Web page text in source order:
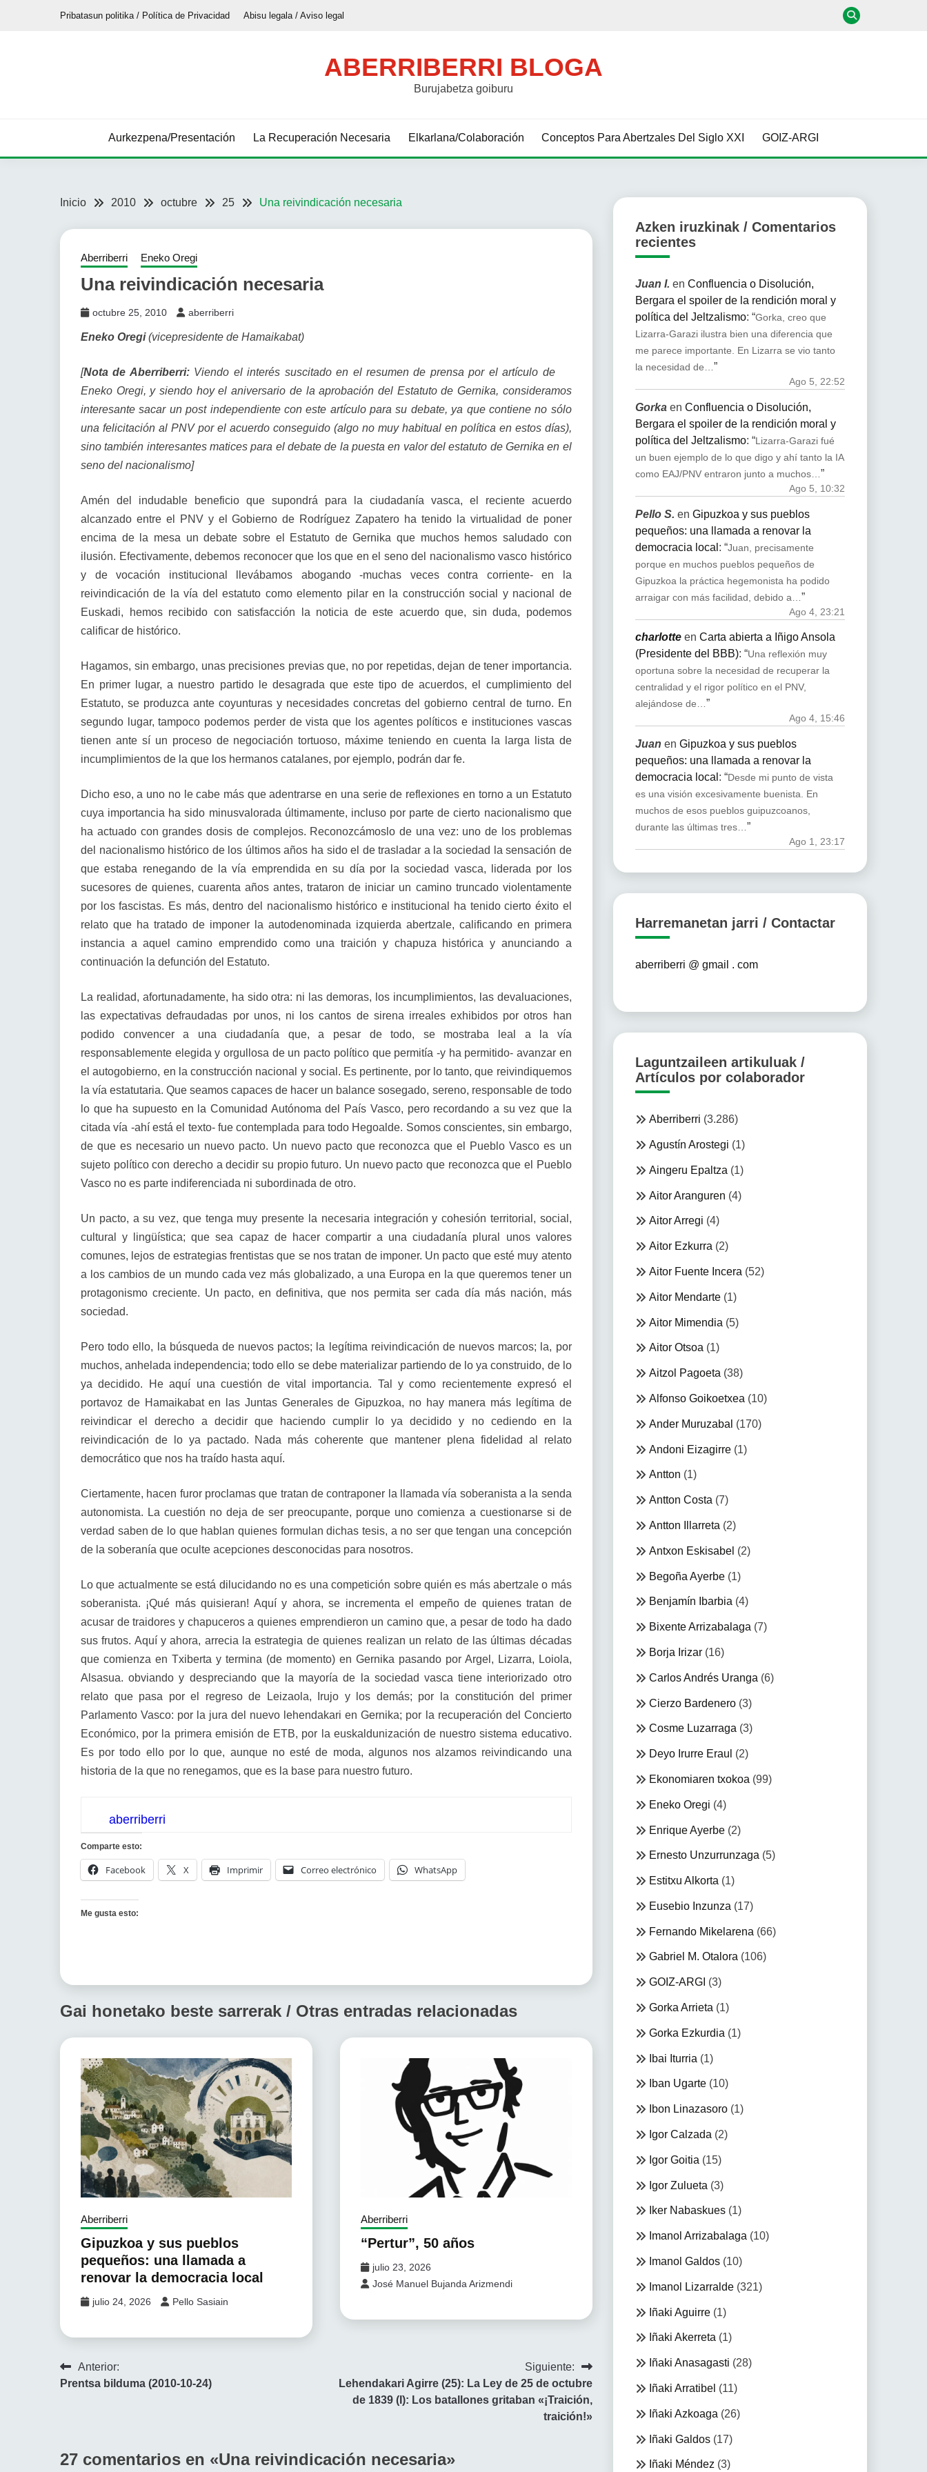
Pribatasun politika / Política de Privacidad Abisu legala / Aviso legal
ABERRIBERRI BLOGA
Burujabetza goiburu
Aurkezpena/Presentación La Recuperación Necesaria Elkarlana/Colaboración Conceptos Para Abertzales Del Siglo XXI GOIZ-ARGI
Inicio 2010 octubre 25 Una reivindicación necesaria
Aberriberri Eneko Oregi
Una reivindicación necesaria
octubre 25, 2010 aberriberri
Eneko Oregi(vicepresidente de Hamaikabat)
[Nota de Aberriberri:Viendo el interés suscitado en el resumen de prensa por el artículo de
Eneko Oregi, y siendo hoy el aniversario de la aprobación del Estatuto de Gernika, consideramos
interesante sacar un post independiente con este artículo para su debate, ya que contiene no sólo
una felicitación al PNV por el acuerdo conseguido (algo no muy habitual en política en estos días),
sino también interesantes matices para el debate de la puesta en valor del estatuto de Gernika en el
seno del nacionalismo]
Amén del indudable beneficio que supondrá para la ciudadanía vasca, el reciente acuerdo
alcanzado entre el PNV y el Gobierno de Rodríguez Zapatero ha tenido la virtualidad de poner
encima de la mesa un debate sobre el Estatuto de Gernika que muchos hemos saludado con
ilusión. Efectivamente, debemos reconocer que los que en el seno del nacionalismo vasco histórico
y de vocación institucional llevábamos abogando -muchas veces contra corriente- en la
reivindicación de la vía del estatuto como elemento pilar en la construcción social y nacional de
Euskadi, hemos recibido con satisfacción la noticia de este acuerdo que, sin duda, podemos
calificar de histórico.
Hagamos, sin embargo, unas precisiones previas que, no por repetidas, dejan de tener importancia.
En primer lugar, a nuestro partido le desagrada que este tipo de acuerdos, el cumplimiento del
Estatuto, se produzca ante coyunturas y necesidades concretas del gobierno central de turno. En
segundo lugar, tampoco podemos perder de vista que los agentes políticos e instituciones vascas
tienen ante sí un proceso de negociación tortuoso, máxime teniendo en cuenta la larga lista de
incumplimientos de la que los hermanos catalanes, por ejemplo, podrán dar fe.
Dicho eso, a uno no le cabe más que adentrarse en una serie de reflexiones en torno a un Estatuto
cuya importancia ha sido minusvalorada últimamente, incluso por parte de cierto nacionalismo que
ha actuado con grandes dosis de complejos. Reconozcámoslo de una vez: uno de los problemas
del nacionalismo histórico de los últimos años ha sido el de trasladar a la sociedad la sensación de
que estaba renegando de la vía emprendida en su día por la sociedad vasca, liderada por los
sucesores de quienes, cuarenta años antes, trataron de iniciar un camino truncado violentamente
por los fascistas. Es más, dentro del nacionalismo histórico e institucional ha tenido cierto éxito el
relato que ha tratado de imponer la autodenominada izquierda abertzale, calificando en primera
instancia a aquel camino emprendido como una traición y chapuza histórica y anunciando a
continuación la defunción del Estatuto.
La realidad, afortunadamente, ha sido otra: ni las demoras, los incumplimientos, las devaluaciones,
las expectativas defraudadas por unos, ni los cantos de sirena irreales exhibidos por otros han
podido convencer a una ciudadanía que, a pesar de todo, se mostraba leal a la vía
responsablemente elegida y orgullosa de un pacto político que permitía -y ha permitido- avanzar en
el autogobierno, en la construcción nacional y social. Es pertinente, por lo tanto, que reivindiquemos
la vía estatutaria. Que seamos capaces de hacer un balance sosegado, sereno, responsable de todo
lo que ha supuesto en la Comunidad Autónoma del País Vasco, pero recordando a su vez que la
citada vía -ahí está el texto- fue contemplada para todo Hegoalde. Somos conscientes, sin embargo,
de que es necesario un nuevo pacto. Un nuevo pacto que reconozca que el Pueblo Vasco es un
sujeto político con derecho a decidir su propio futuro. Un nuevo pacto que reconozca que el Pueblo
Vasco no es parte indiferenciada ni subordinada de otro.
Un pacto, a su vez, que tenga muy presente la necesaria integración y cohesión territorial, social,
cultural y lingüística; que sea capaz de hacer compartir a una ciudadanía plural unos valores
comunes, lejos de estrategias frentistas que se nos tratan de imponer. Un pacto que esté muy atento
a los cambios de un mundo cada vez más globalizado, a una Europa en la que queremos tener un
protagonismo creciente. Un pacto, en definitiva, que nos permita ser cada día más nación, más
sociedad.
Pero todo ello, la búsqueda de nuevos pactos; la legítima reivindicación de nuevos marcos; la, por
muchos, anhelada independencia; todo ello se debe materializar partiendo de lo ya construido, de lo
ya decidido. He aquí una cuestión de vital importancia. Tal y como recientemente expresó el
portavoz de Hamaikabat en las Juntas Generales de Gipuzkoa, no hay manera más legítima de
reivindicar el derecho a decidir que haciendo cumplir lo ya decidido y no cediendo en la
reivindicación de lo ya pactado. Nada más coherente que mantener plena fidelidad al relato
democrático que nos ha traído hasta aquí.
Ciertamente, hacen furor proclamas que tratan de contraponer la llamada vía soberanista a la senda
autonomista. La cuestión no deja de ser preocupante, porque uno comienza a cuestionarse si de
verdad saben de lo que hablan quienes formulan dichas tesis, a no ser que tengan una concepción
de la soberanía que oculte acepciones desconocidas para nosotros.
Lo que actualmente se está dilucidando no es una competición sobre quién es más abertzale o más
soberanista. ¡Qué más quisieran! Aquí y ahora, se incrementa el empeño de quienes tratan de
acusar de traidores y chapuceros a quienes emprendieron un camino que, a pesar de todo ha dado
sus frutos. Aquí y ahora, arrecia la estrategia de quienes realizan un relato de las últimas décadas
que comienza en Txiberta y termina (de momento) en Gernika pasando por Argel, Lizarra, Loiola,
Alsasua. obviando y despreciando que la mayoría de la sociedad vasca tiene interiorizado otro
relato que pasa por el regreso de Leizaola, Irujo y los demás; por la constitución del primer
Parlamento Vasco: por la jura del nuevo lehendakari en Gernika; por la recuperación del Concierto
Económico, por la primera emisión de ETB, por la euskaldunización de nuestro sistema educativo.
Es por todo ello por lo que, aunque no esté de moda, algunos nos alzamos reivindicando una
historia de la que no renegamos, que es la base para nuestro futuro.
aberriberri
Comparte esto:
Facebook X Imprimir Correo electrónico WhatsApp
Me gusta esto:
Gai honetako beste sarrerak / Otras entradas relacionadas
Aberriberri
Gipuzkoa y sus pueblos
pequeños: una llamada a
renovar la democracia local
julio 24, 2026 Pello Sasiain
Aberriberri
“Pertur”, 50 años
julio 23, 2026
José Manuel Bujanda Arizmendi
Navegación
Anterior:
Prentsa bilduma (2010-10-24)
Siguiente:
Lehendakari Agirre (25): La Ley de 25 de octubre
de 1839 (I): Los batallones gritaban «¡Traición,
traición!»
27 comentarios en «Una reivindicación necesaria»
Azken iruzkinak / Comentarios
recientes
Juan I. en Confluencia o Disolución,
Bergara el spoiler de la rendición moral y
política del Jeltzalismo: “Gorka, creo que
Lizarra-Garazi ilustra bien una diferencia que
me parece importante. En Lizarra se vio tanto
la necesidad de…”
Ago 5, 22:52
Gorkaen Confluencia o Disolución,
Bergara el spoiler de la rendición moral y
política del Jeltzalismo: “Lizarra-Garazi fué
un buen ejemplo de lo que digo y ahí tanto la IA
como EAJ/PNV entraron junto a muchos… ”
Ago 5, 10:32
Pello S. en Gipuzkoa y sus pueblos
pequeños: una llamada a renovar la
democracia local : “Juan, precisamente
porque en muchos pueblos pequeños de
Gipuzkoa la práctica hegemonista ha podido
arraigar con más facilidad, debido a… ”
Ago 4, 23:21
charlotteen Carta abierta a Iñigo Ansola
(Presidente del BBB): “Una reflexión muy
oportuna sobre la necesidad de recuperar la
centralidad y el rigor político en el PNV,
alejándose de…”
Ago 4, 15:46
Juan en Gipuzkoa y sus pueblos
pequeños: una llamada a renovar la
democracia local : “Desde mi punto de vista
es una visión excesivamente buenista. En
muchos de esos pueblos guipuzcoanos,
durante las últimas tres…”
Ago 1, 23:17
Harremanetan jarri / Contactar
aberriberri @ gmail . com
Laguntzaileen artikuluak /
Artículos por colaborador
Aberriberri (3.286)
Agustín Arostegi (1)
Aingeru Epaltza (1)
Aitor Aranguren (4)
Aitor Arregi (4)
Aitor Ezkurra (2)
Aitor Fuente Incera (52)
Aitor Mendarte(1)
Aitor Mimendia (5)
Aitor Otsoa (1)
Aitzol Pagoeta (38)
Alfonso Goikoetxea (10)
Ander Muruzabal (170)
Andoni Eizagirre(1)
Antton (1)
Antton Costa (7)
Antton Illarreta (2)
Antxon Eskisabel (2)
Begoña Ayerbe(1)
Benjamín Ibarbia (4)
Bixente Arrizabalaga (7)
Borja Irizar(16)
Carlos Andrés Uranga (6)
Cierzo Bardenero(3)
Cosme Luzarraga (3)
Deyo Irurre Eraul (2)
Ekonomiaren txokoa (99)
Eneko Oregi (4)
Enrique Ayerbe(2)
Ernesto Unzurrunzaga (5)
Estitxu Alkorta (1)
Eusebio Inzunza (17)
Fernando Mikelarena (66)
Gabriel M. Otalora(106)
GOIZ-ARGI (3)
Gorka Arrieta (1)
Gorka Ezkurdia (1)
Ibai Iturria (1)
Iban Ugarte(10)
Ibon Linazasoro(1)
Igor Calzada (2)
Igor Goitia (15)
Igor Zulueta (3)
Iker Nabaskues(1)
Imanol Arrizabalaga (10)
Imanol Galdos(10)
Imanol Lizarralde(321)
Iñaki Aguirre(1)
Iñaki Akerreta(1)
Iñaki Anasagasti (28)
Iñaki Arratibel (11)
Iñaki Azkoaga (26)
Iñaki Galdos(17)
Iñaki Méndez(3)